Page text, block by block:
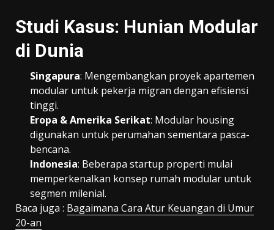
Studi Kasus: Hunian Modular
di Dunia
Singapura: Mengembangkan proyek apartemen
modular untuk pekerja migran dengan efisiensi
tinggi.
Eropa & Amerika Serikat: Modular housing
digunakan untuk perumahan sementara pasca-
bencana.
Indonesia: Beberapa startup properti mulai
memperkenalkan konsep rumah modular untuk
segmen milenial.
Baca juga : Bagaimana Cara Atur Keuangan di Umur
20-an